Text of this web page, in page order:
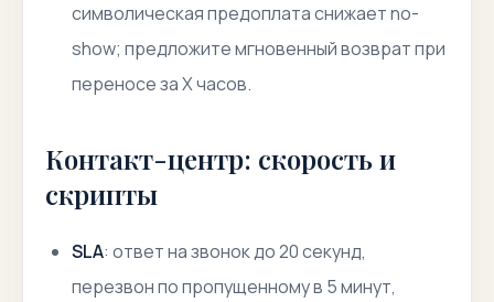
символическая предоплата снижает no-
show; предложите мгновенный возврат при
переносе за X часов.
Контакт-центр: скорость и
скрипты
SLA: ответ на звонок до 20 секунд,
перезвон по пропущенному в 5 минут,